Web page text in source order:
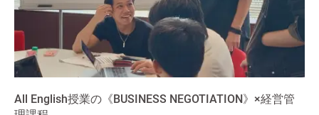
All English授業の《BUSINESS NEGOTIATION》×経営管